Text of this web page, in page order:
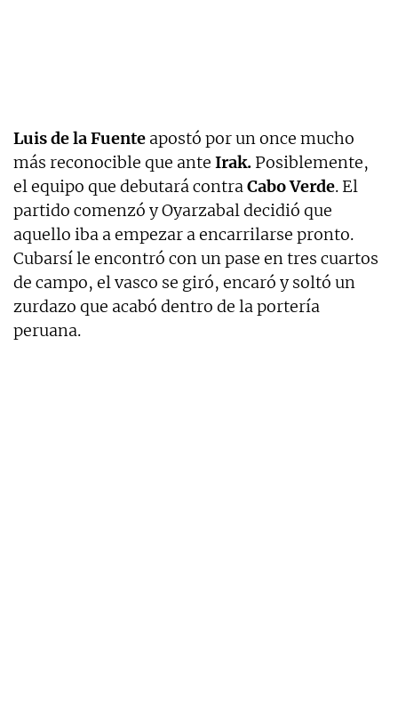
Luis de la Fuente apostó por un once mucho
más reconocible que ante Irak. Posiblemente,
el equipo que debutará contraCabo Verde. El
partido comenzó y Oyarzabal decidió que
aquello iba a empezar a encarrilarse pronto.
Cubarsí le encontró con un pase en tres cuartos
de campo, el vasco se giró, encaró y soltó un
zurdazo que acabó dentro de la portería
peruana.